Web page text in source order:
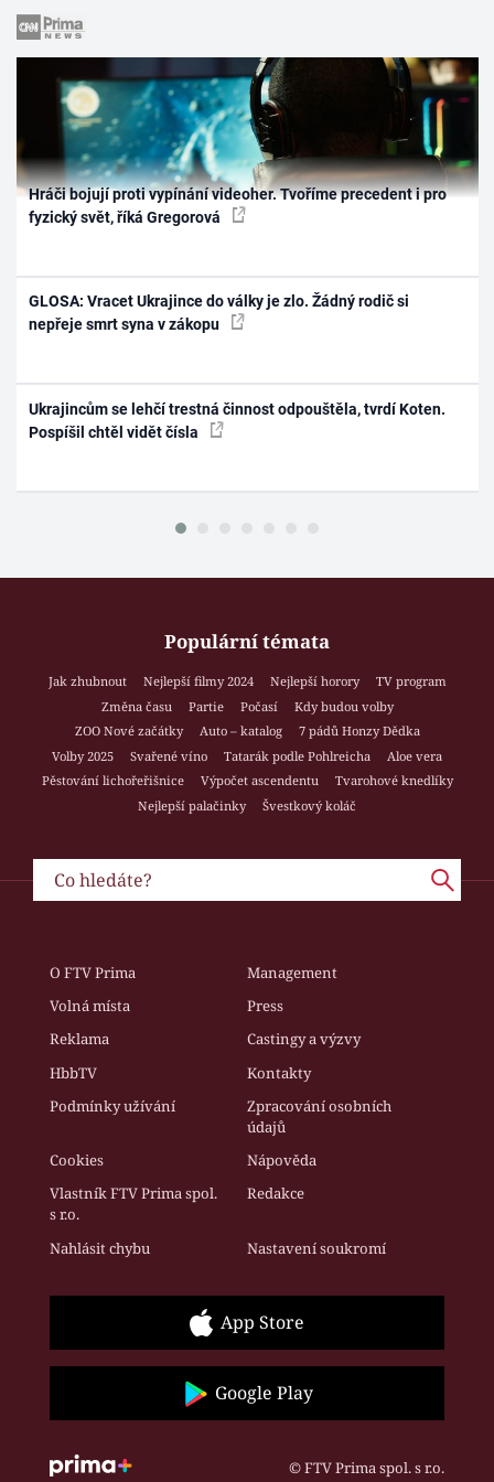
Hráči bojují proti vypínání videoher. Tvoříme precedent i pro
fyzický svět, říká Gregorová
GLOSA: Vracet Ukrajince do války je zlo. Žádný rodič si
nepřeje smrt syna v zákopu
Ukrajincům se lehčí trestná činnost odpouštěla, tvrdí Koten.
Pospíšil chtěl vidět čísla
Populární témata
Jak zhubnout Nejlepší filmy 2024 Nejlepší horory
TV program
Změna času
Partie Počasí
Kdy budou volby
ZOO Nové začátky
Auto – katalog
7 pádů Honzy Dědka
Volby 2025
Svařené víno Tatarák podle Pohlreicha
Aloe vera
Pěstování lichořeřišnice
Výpočet ascendentu
Tvarohové knedlíky
Nejlepší palačinky
Švestkový koláč
O FTV Prima
Management
Volná místa
Press
Reklama
Castingy a výzvy
HbbTV
Kontakty
Podmínky užívání
Zpracování osobních
údajů
Cookies
Nápověda
Vlastník FTV Prima spol.
s r.o.
Redakce
Nahlásit chybu Nastavení soukromí
App Store
Google Play
© FTV Prima spol. s r.o.